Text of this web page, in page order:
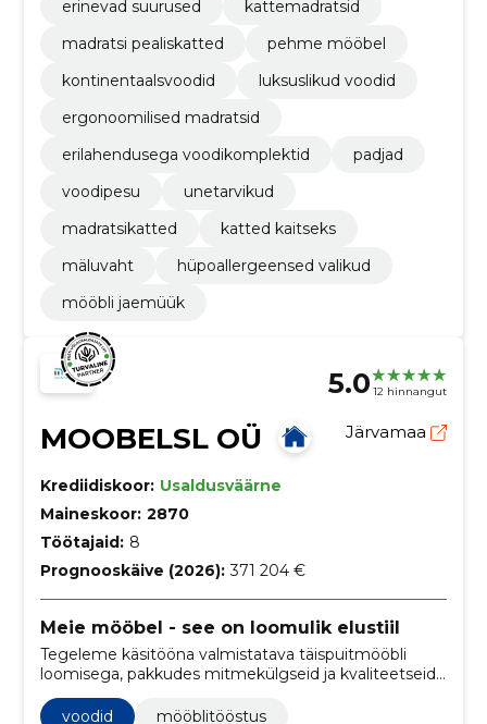
erinevad suurused
kattemadratsid
madratsi pealiskatted
pehme mööbel
kontinentaalsvoodid
luksuslikud voodid
ergonoomilised madratsid
erilahendusega voodikomplektid
padjad
voodipesu
unetarvikud
madratsikatted
katted kaitseks
mäluvaht
hüpoallergeensed valikud
mööbli jaemüük
5.0 12 hinnangut
MOOBELSL OÜ Järvamaa
Krediidiskoor: Usaldusväärne
Maineskoor: 2870
Töötajaid: 8
Prognooskäive (2026): 371 204 €
Meie mööbel - see on loomulik elustiil
Tegeleme käsitööna valmistatava täispuitmööbli
loomisega, pakkudes mitmekülgseid ja kvaliteetseid
mööblilahendusi kogu kodu jaoks.
voodid
mööblitööstus